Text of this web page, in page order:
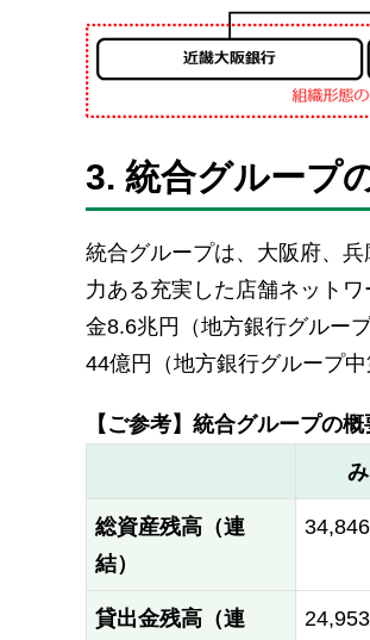
3. 統合グループ
統合グループは、大阪府、
力ある充実した店舗ネット
金8.6兆円（地方銀行グルー
44億円（地方銀行グループ
【ご参考】統合グループの概
総資産残高（連
結）
貸出金残高（連